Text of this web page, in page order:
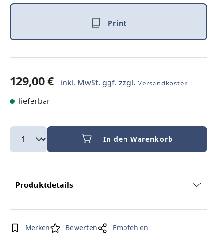
Print
129,00 € inkl. MwSt. ggf. zzgl. Versandkosten
lieferbar
In den Warenkorb
Produktdetails
Merken Bewerten Empfehlen